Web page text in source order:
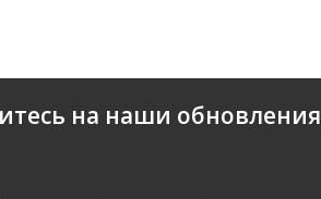
на наши обновления